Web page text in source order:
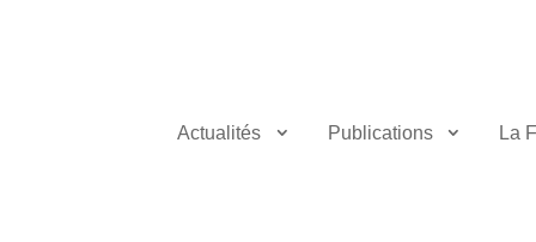
Actualités Publications La